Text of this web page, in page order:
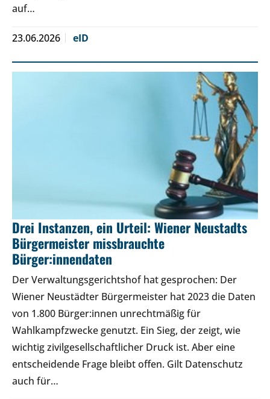
auf…
23.06.2026 eID
Drei Instanzen, ein Urteil: Wiener Neustadts
Bürgermeister missbrauchte
Bürger:innendaten
Der Verwaltungsgerichtshof hat gesprochen: Der
Wiener Neustädter Bürgermeister hat 2023 die Daten
von 1.800 Bürger:innen unrechtmäßig für
Wahlkampfzwecke genutzt. Ein Sieg, der zeigt, wie
wichtig zivilgesellschaftlicher Druck ist. Aber eine
entscheidende Frage bleibt offen. Gilt Datenschutz
auch für…